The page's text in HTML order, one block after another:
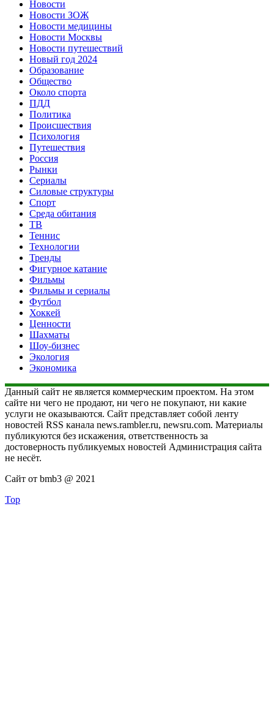
Новости
Новости ЗОЖ
Новости медицины
Новости Москвы
Новости путешествий
Новый год 2024
Образование
Общество
Около спорта
ПДД
Политика
Происшествия
Психология
Путешествия
Россия
Рынки
Сериалы
Силовые структуры
Спорт
Среда обитания
ТВ
Теннис
Технологии
Тренды
Фигурное катание
Фильмы
Фильмы и сериалы
Футбол
Хоккей
Ценности
Шахматы
Шоу-бизнес
Экология
Экономика
Данный сайт не является коммерческим проектом. На этом
сайте ни чего не продают, ни чего не покупают, ни какие
услуги не оказываются. Сайт представляет собой ленту
новостей RSS канала news.rambler.ru, newsru.com. Материалы
публикуются без искажения, ответственность за
достоверность публикуемых новостей Администрация сайта
не несёт.
Сайт от bmb3 @ 2021
Top